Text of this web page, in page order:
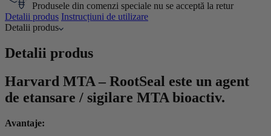
Produsele din comenzi speciale nu se acceptă la retur
Detalii produs Instrucțiuni de utilizare
Detalii produs
Detalii produs
Harvard MTA – RootSeal este un agent
de etansare / sigilare MTA bioactiv.
Avantaje: